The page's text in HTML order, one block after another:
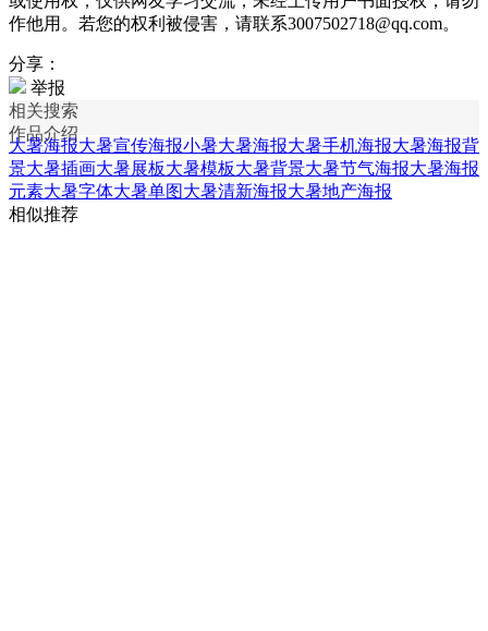
作他用。若您的权利被侵害，请联系3007502718@qq.com。
分享：
举报
相关搜索
作品介绍
大暑海报大暑宣传海报小暑大暑海报大暑手机海报大暑海报背
景大暑插画大暑展板大暑模板大暑背景大暑节气海报大暑海报
元素大暑字体大暑单图大暑清新海报大暑地产海报
相似推荐